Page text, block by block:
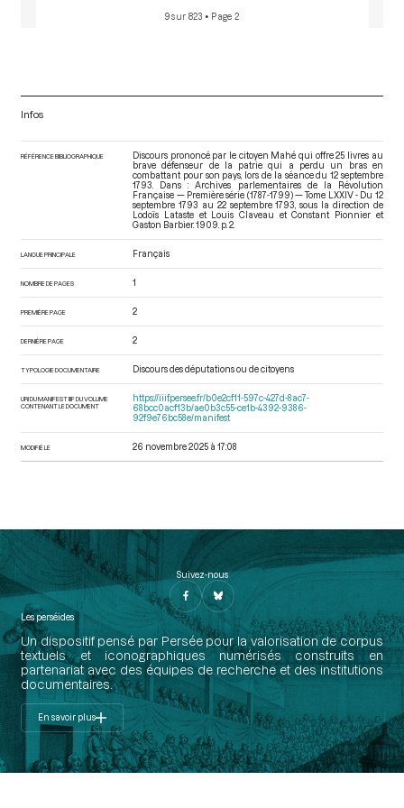
9 sur 823 • Page 2
Infos
RÉFÉRENCE BIBLIOGRAPHIQUE
Discours prononcé par le citoyen Mahé qui offre 25 livres au
brave défenseur de la patrie qui a perdu un bras en
combattant pour son pays, lors de la séance du 12 septembre
1793. Dans : Archives parlementaires de la Révolution
Française — Première série (1787-1799) — Tome LXXIV - Du 12
septembre 1793 au 22 septembre 1793 , sous la direction de
Lodoïs Lataste et Louis Claveau et Constant Pionnier et
Gaston Barbier. 1909. p. 2.
LANGUE PRINCIPALE Français
NOMBRE DE PAGES 1
PREMIÈRE PAGE 2
DERNIÈRE PAGE 2
TYPOLOGIE DOCUMENTAIRE Discours des députations ou de citoyens
URI DU MANIFEST IIIF DU VOLUME
CONTENANT LE DOCUMENT
https://iiif.persee.fr/b0e2cf11-597c-427d-8ac7-
68bcc0acf13b/ae0b3c55-ce1b-4392-9386-
92f9e76bc58e/manifest
MODIFIÉ LE 26 novembre 2025 à 17:08
Suivez-nous
Les perséides
Un dispositif pensé par Persée pour la valorisation de corpus
textuels et iconographiques numérisés construits en
partenariat avec des équipes de recherche et des institutions
documentaires.
En savoir plus